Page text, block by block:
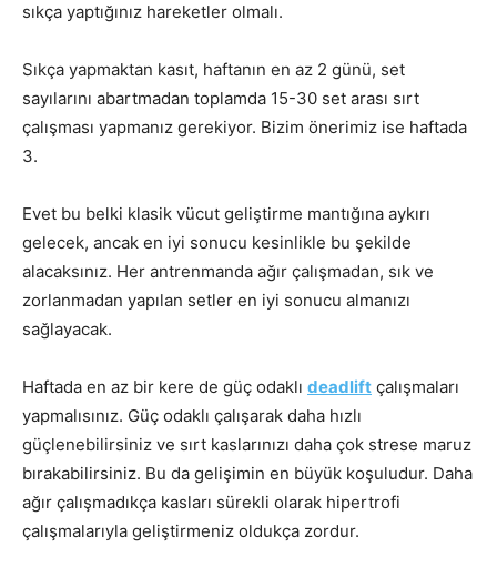
sıkça yaptığınız hareketler olmalı.
Sıkça yapmaktan kasıt, haftanın en az 2 günü, set
sayılarını abartmadan toplamda 15-30 set arası sırt
çalışması yapmanız gerekiyor. Bizim önerimiz ise haftada
3.
Evet bu belki klasik vücut geliştirme mantığına aykırı
gelecek, ancak en iyi sonucu kesinlikle bu şekilde
alacaksınız. Her antrenmanda ağır çalışmadan, sık ve
zorlanmadan yapılan setler en iyi sonucu almanızı
sağlayacak.
Haftada en az bir kere de güç odaklı deadlift çalışmaları
yapmalısınız. Güç odaklı çalışarak daha hızlı
güçlenebilirsiniz ve sırt kaslarınızı daha çok strese maruz
bırakabilirsiniz. Bu da gelişimin en büyük koşuludur. Daha
ağır çalışmadıkça kasları sürekli olarak hipertrofi
çalışmalarıyla geliştirmeniz oldukça zordur.